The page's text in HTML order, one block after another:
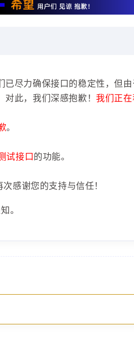
已尽力确保接口的稳定性，但
此，我们深感抱歉！ 我们正
。
试接口 的功能。
感谢您的支持与信任！
。